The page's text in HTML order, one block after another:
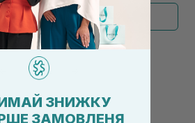
больше
1 2
ЗНИЖКУ
ЗАМОВЛЕНЯ